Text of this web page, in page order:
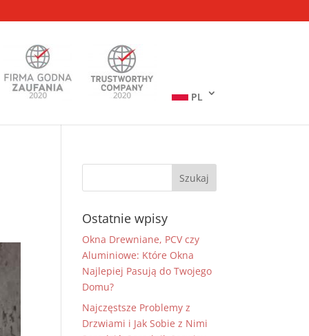
PL
Ostatnie wpisy
Okna Drewniane, PCV czy
Aluminiowe: Które Okna
Najlepiej Pasują do Twojego
Domu?
Najczęstsze Problemy z
Drzwiami i Jak Sobie z Nimi